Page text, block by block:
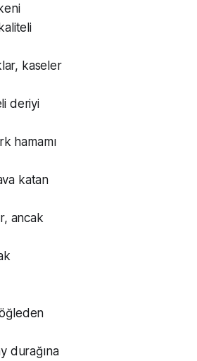
kaseler
deriyi
hamamı
katan
ancak
durağına